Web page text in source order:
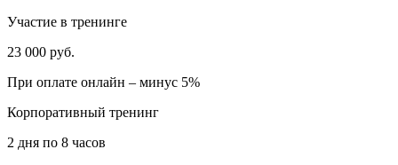
Участие в тренинге
23 000 руб.
При оплате онлайн – минус 5%
Корпоративный тренинг
2 дня по 8 часов